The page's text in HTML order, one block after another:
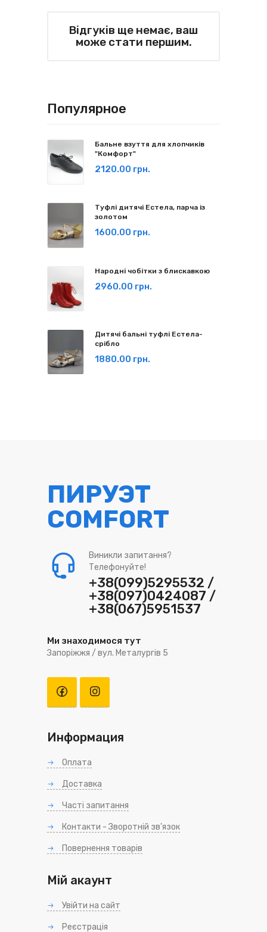
Відгуків ще немає, ваш
може стати першим.
Популярное
Бальне взуття для хлопчиків
"Комфорт"
2120.00 грн.
Туфлі дитячі Естела, парча із
золотом
1600.00 грн.
Народні чобітки з блискавкою
2960.00 грн.
Дитячі бальні туфлі Естела-
срібло
1880.00 грн.
ПИРУЭТ
COMFORT
Виникли запитання?
Телефонуйте!
+38(099)5295532 /
+38(097)0424087 /
+38(067)5951537
Ми знаходимося тут
Запоріжжя / вул. Металургів 5
Информация
Оплата
Доставка
Часті запитання
Контакти - Зворотній зв'язок
Повернення товарів
Мій акаунт
Увійти на сайт
Реєстрація